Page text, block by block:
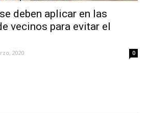
deben aplicar en las
vecinos para evitar el
2020 0